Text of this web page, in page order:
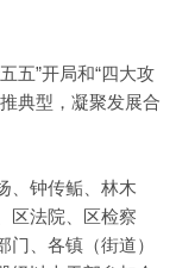
五”开局和“四大攻
典型，凝聚发展合
、钟传鲘、林木
区法院、区检察
、各镇（街道）